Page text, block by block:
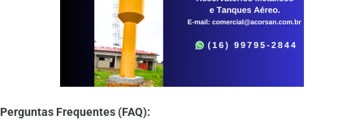
Perguntas Frequentes (FAQ):